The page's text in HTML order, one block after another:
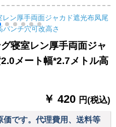
ルムの寝室に窓があ
ります。テングのシ
モンです。星の両面
のピンクの幅は2メト
ル*高さ2.7メトル/1枚
です。
寝室レン厚手両面ジャ
メート幅*2.7メトル高
￥ 420 円(税込)
価です。代理費用、送料等